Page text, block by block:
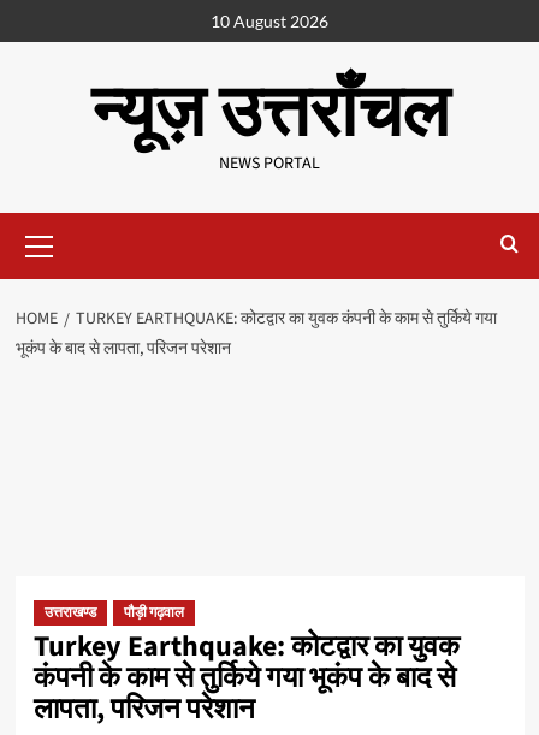
10 August 2026
न्यूज़ उत्तराँचल
NEWS PORTAL
HOME
TURKEY EARTHQUAKE: कोटद्वार का युवक कंपनी के काम से तुर्किये गया
भूकंप के बाद से लापता, परिजन परेशान
उत्तराखण्ड पौड़ी गढ़वाल
Turkey Earthquake: कोटद्वार का युवक
कंपनी के काम से तुर्किये गया भूकंप के बाद से
लापता, परिजन परेशान